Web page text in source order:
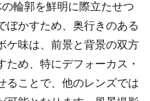
輪郭を鮮明に際立たせつ
ぼかすため、奥行きのある
ケ味は、前景と背景の双方
ため、特にデフォーカス・
ることで、他のレンズでは